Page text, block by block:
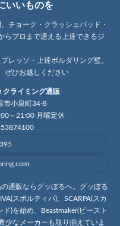
いいものを
チョーク・クラッシュパッド・
らプロまで通える上達できるジ
レッソ・上達ボルダリング壁。
ぜひお越しください
クライミング通販
市小泉町34-8
～21:00 月曜定休
通販ならグッぼるへ。グッぼる
スポルティバ)、SCARPA(スカ
)を始め、Beastmaker(ビースト
少なメーカーも取り揃えていま